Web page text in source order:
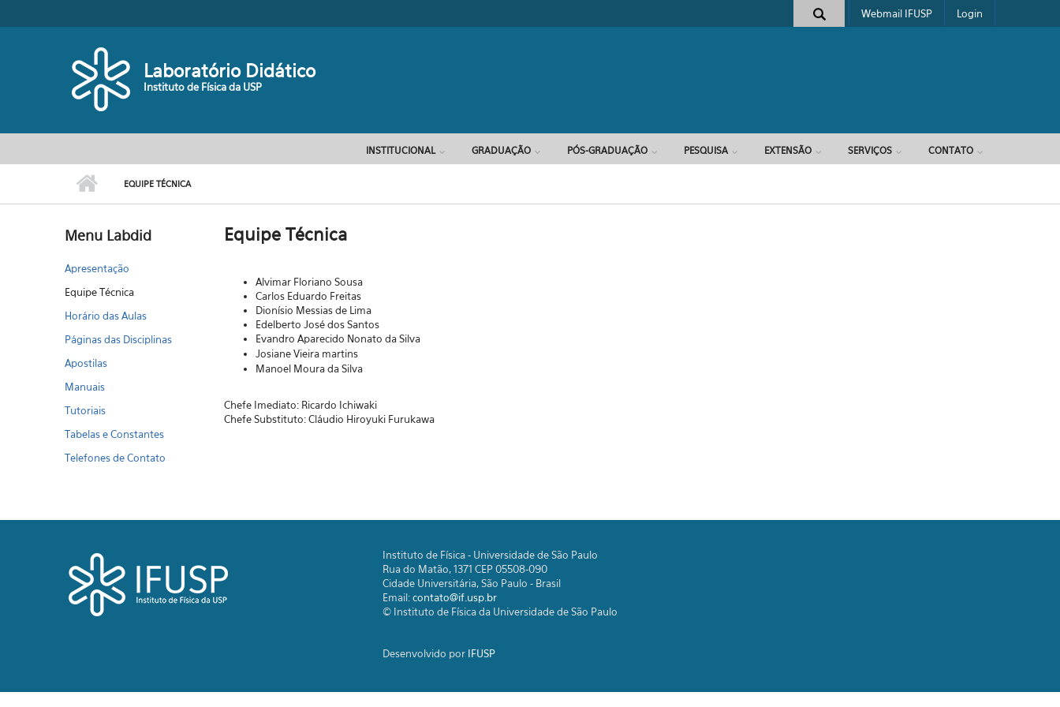
Formulário de busca
Webmail IFUSP Login
Laboratório Didático
Instituto de Física da USP
INSTITUCIONAL GRADUAÇÃO PÓS-GRADUAÇÃO PESQUISA EXTENSÃO SERVIÇOS CONTATO
EQUIPE TÉCNICA
Menu Labdid
Apresentação
Equipe Técnica
Horário das Aulas
Páginas das Disciplinas
Apostilas
Manuais
Tutoriais
Tabelas e Constantes
Telefones de Contato
Equipe Técnica
Alvimar Floriano Sousa
Carlos Eduardo Freitas
Dionísio Messias de Lima
Edelberto José dos Santos
Evandro Aparecido Nonato da Silva
Josiane Vieira martins
Manoel Moura da Silva
Chefe Imediato: Ricardo Ichiwaki
Chefe Substituto: Cláudio Hiroyuki Furukawa
Instituto de Física - Universidade de São Paulo
Rua do Matão, 1371 CEP 05508-090
Cidade Universitária, São Paulo - Brasil
Email:contato@if.usp.br
© Instituto de Física da Universidade de São Paulo
Desenvolvido por IFUSP